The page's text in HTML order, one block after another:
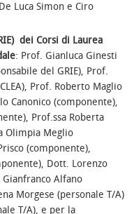
Luca Simon e Ciro
dei Corsi di Laurea
: Prof. Gianluca Ginesti
del GRIE), Prof.
), Prof. Roberto Maglio
Canonico (componente),
Prof.ssa Roberta
Olimpia Meglio
(componente),
Dott. Lorenzo
Alfano
Morgese (personale T/A)
T/A), e per la